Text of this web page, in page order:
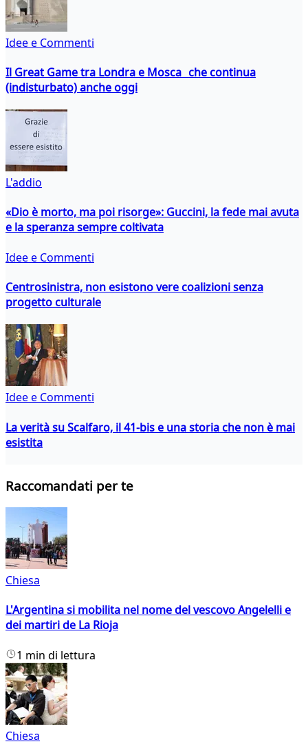
Idee e Commenti
Il Great Game tra Londra e Mosca che continua
(indisturbato) anche oggi
L'addio
«Dio è morto, ma poi risorge»: Guccini, la fede mai avuta
e la speranza sempre coltivata
Idee e Commenti
Centrosinistra, non esistono vere coalizioni senza
progetto culturale
Idee e Commenti
La verità su Scalfaro, il 41-bis e una storia che non è mai
esistita
Raccomandati per te
Chiesa
L'Argentina si mobilita nel nome del vescovo Angelelli e
dei martiri de La Rioja
1 min di lettura
Chiesa